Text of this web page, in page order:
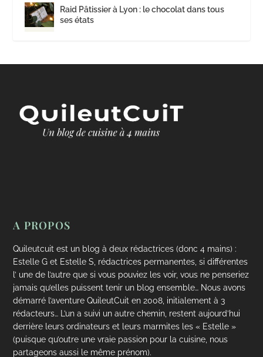
Raid Pâtissier à Lyon : le chocolat dans tous
ses états
A PROPOS
Quileutcuit est un blog à deux rédactrices (donc 4 mains) :
Estelle G et Estelle S, rédactrices permanentes, si différentes
l’ une de l’autre que si vous pouviez les voir, vous ne penseriez
jamais qu’elles puissent tenir un blog ensemble… Nous avons
démarré l’aventure QuileutCuit en 2008, initialement à 3
rédacteurs… L’un a suivi un autre chemin, restent aujourd’hui
derrière leurs ordinateurs et leurs marmites les « Estelle »
(puisque qu’outre une vraie passion pour la cuisine, nous
partageons aussi le même prénom).